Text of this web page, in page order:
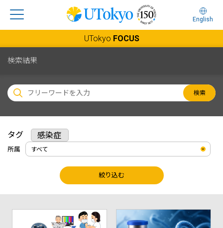
English
UTokyo FOCUS
検索結果
検索
タグ 感染症
所属
絞り込む